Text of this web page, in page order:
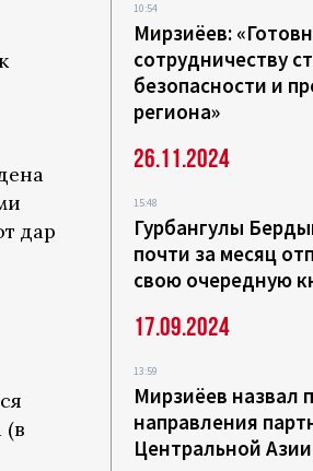
дар
(в
10:54
Мирзиёев:
сотрудничеству
безопасности и
региона»
26.11.2024
15:48
Гурбангулы
почти за месяц
свою очередную
17.09.2024
13:59
Мирзиёев назвал
направления
Центральной